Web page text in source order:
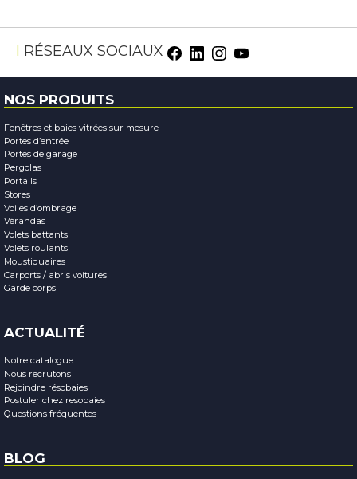
RÉSEAUX SOCIAUX Facebook
LinkedIn
Instagram
Youtube
NOS PRODUITS
Fenêtres et baies vitrées sur mesure
Portes d’entrée
Portes de garage
Pergolas
Portails
Stores
Voiles d’ombrage
Vérandas
Volets battants
Volets roulants
Moustiquaires
Carports / abris voitures
Garde corps
ACTUALITÉ
Notre catalogue
Nous recrutons
Rejoindre résobaies
Postuler chez resobaies
Questions fréquentes
BLOG